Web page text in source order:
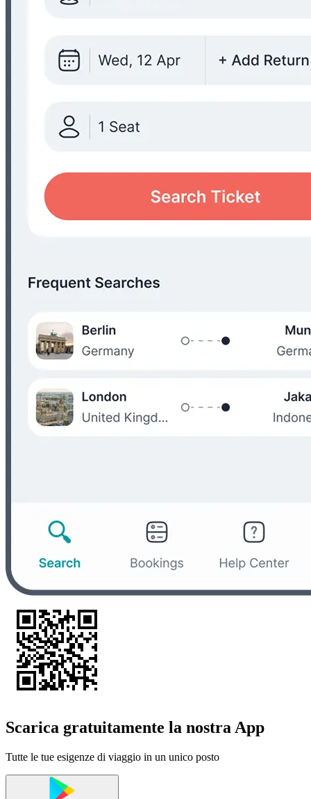
Scarica gratuitamente la nostra App
Tutte le tue esigenze di viaggio in un unico posto